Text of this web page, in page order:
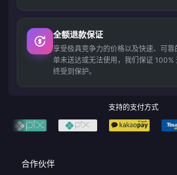
全额退款保证
享受极具竞争力的价格以及快速、可
单未送达或无法使用，我们保证
终受到保护。
支持的支付方式
合作伙伴